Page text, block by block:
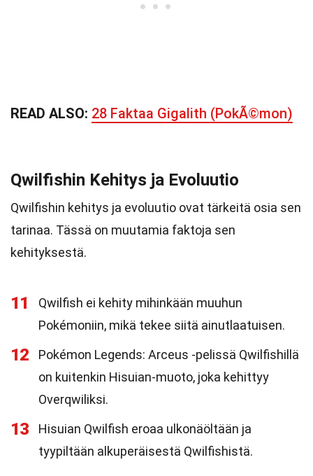
READ ALSO: 28 Faktaa Gigalith (PokÃ©mon)
Qwilfishin Kehitys ja Evoluutio
Qwilfishin kehitys ja evoluutio ovat tärkeitä osia sen
tarinaa. Tässä on muutamia faktoja sen
kehityksestä.
11
Qwilfish ei kehity mihinkään muuhun
Pokémoniin, mikä tekee siitä ainutlaatuisen.
12
Pokémon Legends: Arceus -pelissä Qwilfishillä
on kuitenkin Hisuian-muoto, joka kehittyy
Overqwiliksi.
13
Hisuian Qwilfish eroaa ulkonäöltään ja
tyypiltään alkuperäisestä Qwilfishistä.